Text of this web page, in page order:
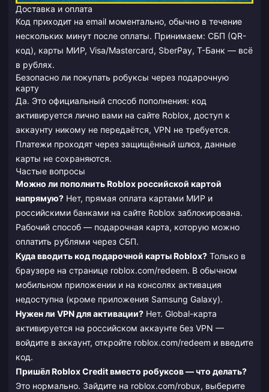
Доставка и оплата
Код приходит на email моментально, обычно в течение
нескольких минут после оплаты. Принимаем: СБП (QR-
код), карты МИР, Visa/Mastercard, SberPay, Т-Банк — всё
в рублях.
Безопасно ли покупать робуксы через подарочную
карту
Да. Это официальный способ пополнения: код
активируется лично вами на сайте Roblox, доступ к
аккаунту никому не передаётся, VPN не требуется.
Платежи проходят через защищённый шлюз, данные
карты не сохраняются.
Частые вопросы
Можно ли пополнить Roblox российской картой
напрямую? Нет, прямая оплата картами МИР и
российскими банками на сайте Roblox заблокирована.
Рабочий способ — подарочная карта, которую можно
оплатить рублями через СБП.
Куда вводить код подарочной карты Roblox? Только в
браузере на странице roblox.com/redeem. В обычном
мобильном приложении и на консолях активация
недоступна (кроме приложения Samsung Galaxy).
Нужен ли VPN для активации? Нет. Global-карта
активируется на российском аккаунте без VPN —
войдите в аккаунт, откройте roblox.com/redeem и введите
код.
Пришёл Roblox Credit вместо робуксов — что делать?
Это нормально. Зайдите на roblox.com/robux, выберите